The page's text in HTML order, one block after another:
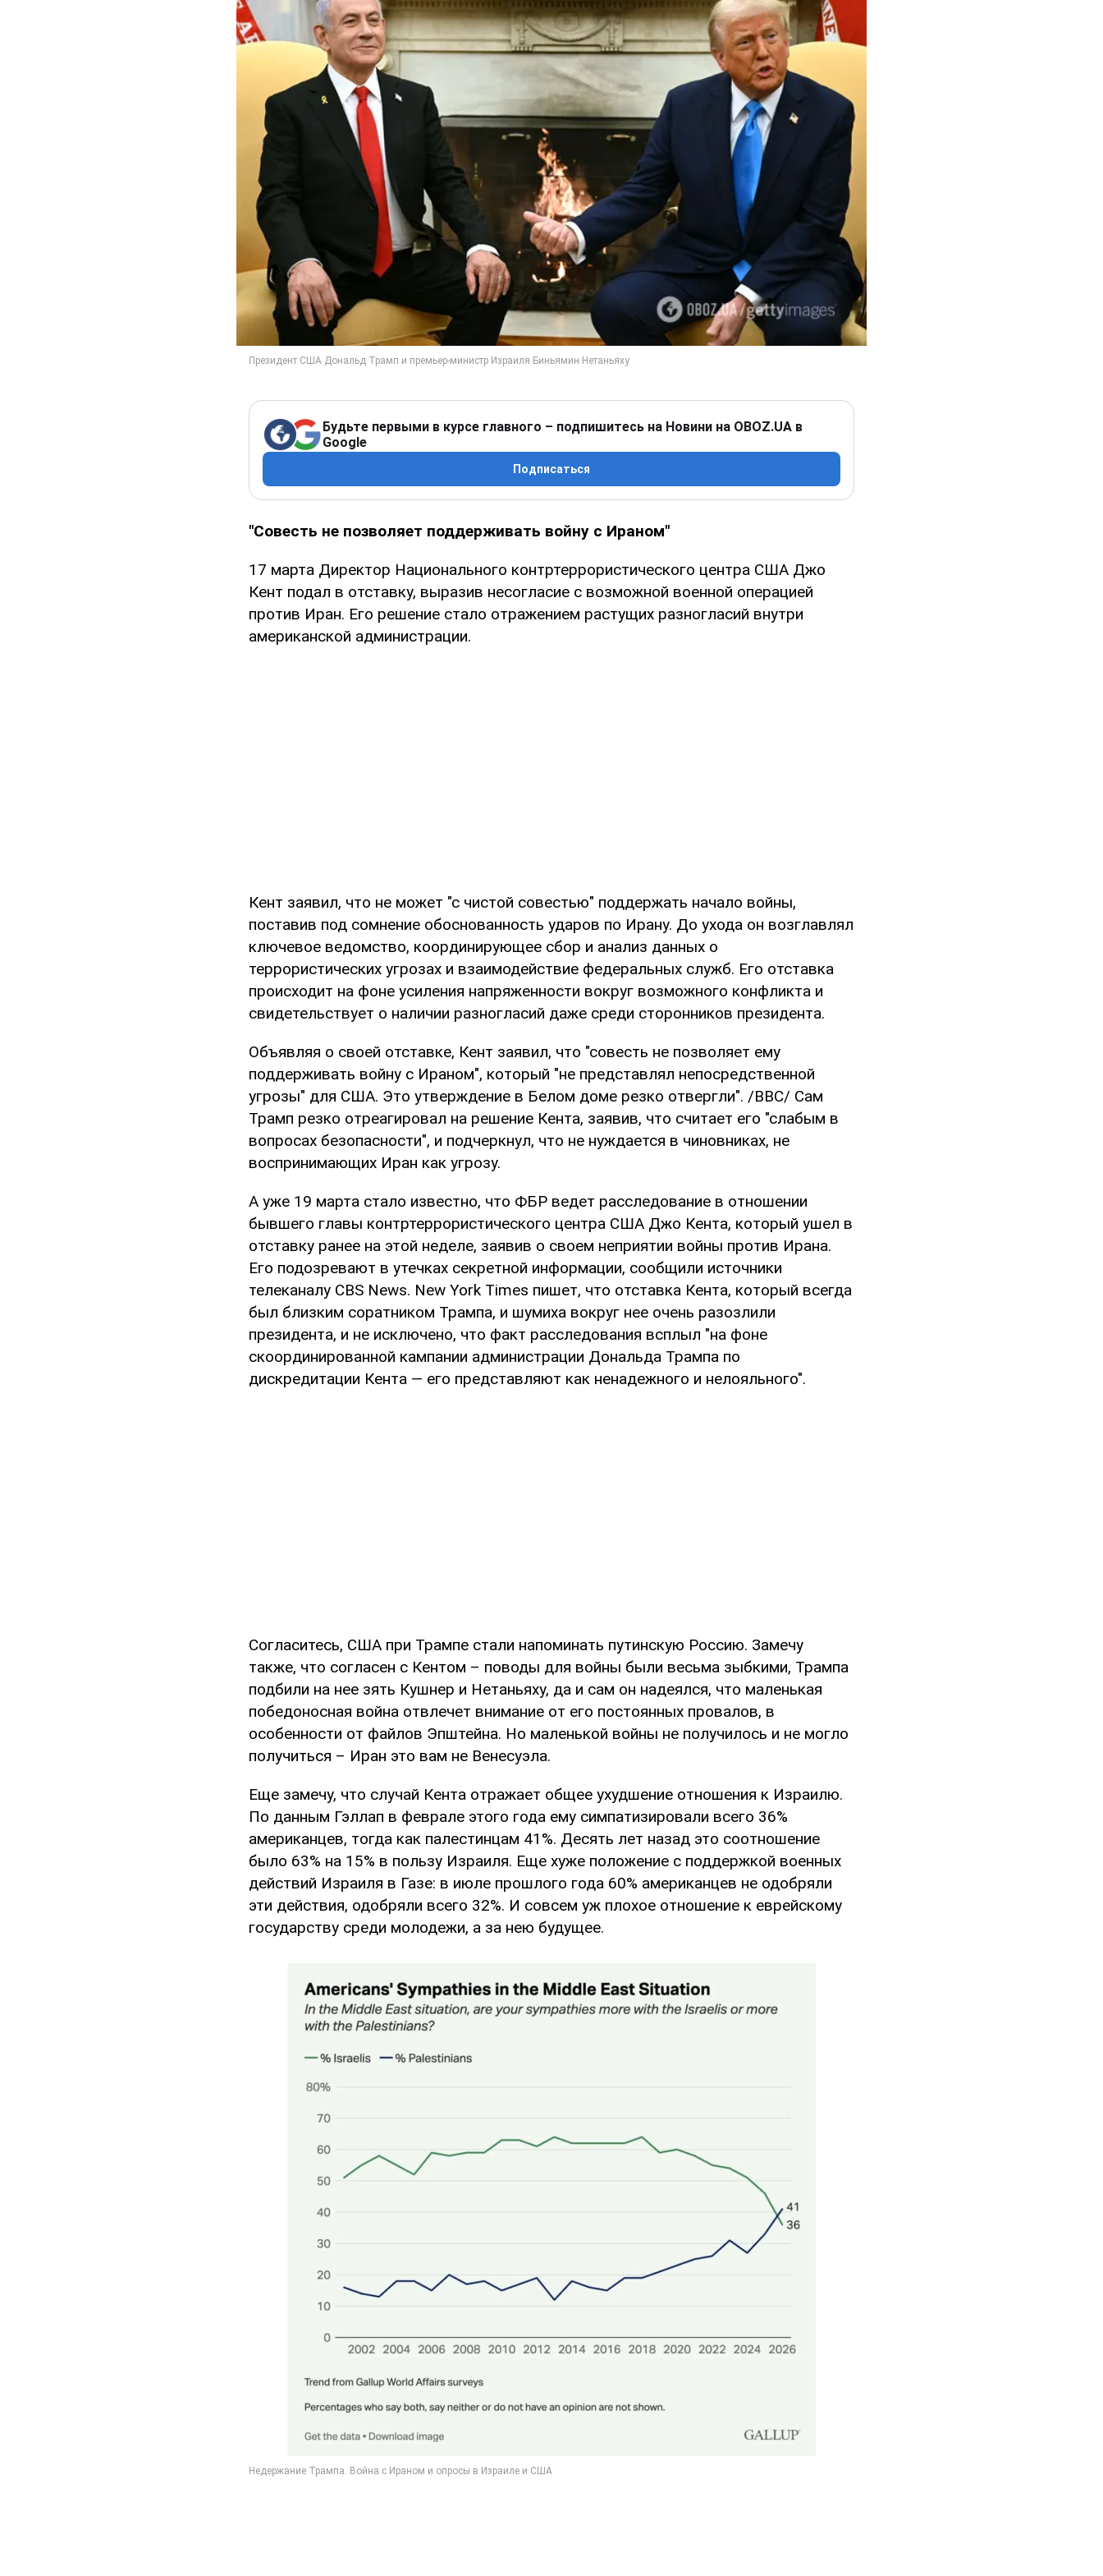
Будьте первыми в курсе главного – подпишитесь на Новини на OBOZ.UA в
Google
Подписаться
"Совесть не позволяет поддерживать войну с Ираном"
17 марта Директор Национального контртеррористического центра США Джо
Кент подал в отставку, выразив несогласие с возможной военной операцией
против Иран. Его решение стало отражением растущих разногласий внутри
американской администрации.
Кент заявил, что не может "с чистой совестью" поддержать начало войны,
поставив под сомнение обоснованность ударов по Ирану. До ухода он возглавлял
ключевое ведомство, координирующее сбор и анализ данных о
террористических угрозах и взаимодействие федеральных служб. Его отставка
происходит на фоне усиления напряженности вокруг возможного конфликта и
свидетельствует о наличии разногласий даже среди сторонников президента.
Объявляя о своей отставке, Кент заявил, что "совесть не позволяет ему
поддерживать войну с Ираном", который "не представлял непосредственной
угрозы" для США. Это утверждение в Белом доме резко отвергли". /BBC/ Сам
Трамп резко отреагировал на решение Кента, заявив, что считает его "слабым в
вопросах безопасности", и подчеркнул, что не нуждается в чиновниках, не
воспринимающих Иран как угрозу.
А уже 19 марта стало известно, что ФБР ведет расследование в отношении
бывшего главы контртеррористического центра США Джо Кента, который ушел в
отставку ранее на этой неделе, заявив о своем неприятии войны против Ирана.
Его подозревают в утечках секретной информации, сообщили источники
телеканалу CBS News. New York Times пишет, что отставка Кента, который всегда
был близким соратником Трампа, и шумиха вокруг нее очень разозлили
президента, и не исключено, что факт расследования всплыл "на фоне
скоординированной кампании администрации Дональда Трампа по
дискредитации Кента — его представляют как ненадежного и нелояльного".
Согласитесь, США при Трампе стали напоминать путинскую Россию. Замечу
также, что согласен с Кентом – поводы для войны были весьма зыбкими, Трампа
подбили на нее зять Кушнер и Нетаньяху, да и сам он надеялся, что маленькая
победоносная война отвлечет внимание от его постоянных провалов, в
особенности от файлов Эпштейна. Но маленькой войны не получилось и не могло
получиться – Иран это вам не Венесуэла.
Еще замечу, что случай Кента отражает общее ухудшение отношения к Израилю.
По данным Гэллап в феврале этого года ему симпатизировали всего 36%
американцев, тогда как палестинцам 41%. Десять лет назад это соотношение
было 63% на 15% в пользу Израиля. Еще хуже положение с поддержкой военных
действий Израиля в Газе: в июле прошлого года 60% американцев не одобряли
эти действия, одобряли всего 32%. И совсем уж плохое отношение к еврейскому
государству среди молодежи, а за нею будущее.